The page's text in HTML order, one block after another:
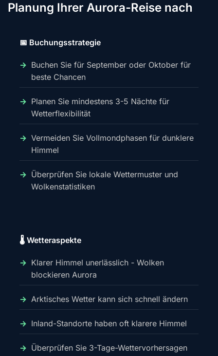
Planung Ihrer Aurora-Reise nach
📅 Buchungsstrategie
Buchen Sie für September oder Oktober für
beste Chancen
Planen Sie mindestens 3-5 Nächte für
Wetterflexibilität
Vermeiden Sie Vollmondphasen für dunklere
Himmel
Überprüfen Sie lokale Wettermuster und
Wolkenstatistiken
🌡️ Wetteraspekte
Klarer Himmel unerlässlich - Wolken
blockieren Aurora
Arktisches Wetter kann sich schnell ändern
Inland-Standorte haben oft klarere Himmel
Überprüfen Sie 3-Tage-Wettervorhersagen